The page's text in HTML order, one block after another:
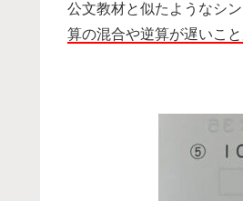
公文教材と似たようなシ
算の混合や逆算が遅いこと